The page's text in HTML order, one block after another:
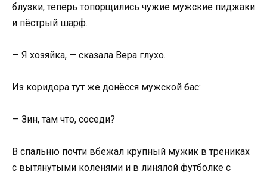
блузки, теперь топорщились чужие мужские пиджаки
и пёстрый шарф.
— Я хозяйка, — сказала Вера глухо.
Из коридора тут же донёсся мужской бас:
— Зин, там что, соседи?
В спальню почти вбежал крупный мужик в трениках
с вытянутыми коленями и в линялой футболке с